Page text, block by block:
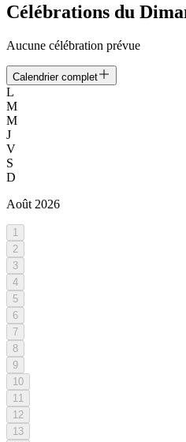
Célébrations du
Aucune célébration prévue
Calendrier complet
L
M
M
J
V
S
D
Août 2026
1
2
3
4
5
6
7
8
9
10
11
12
13